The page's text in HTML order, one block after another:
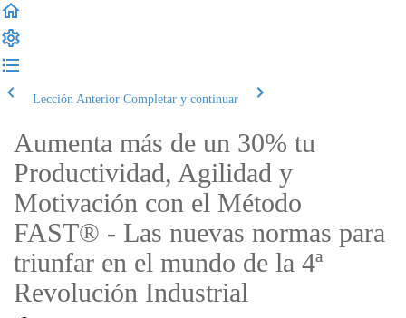
Lección Anterior Completar y continuar
Aumenta más de un 30% tu
Productividad, Agilidad y
Motivación con el Método
FAST® - Las nuevas normas para
triunfar en el mundo de la 4ª
Revolución Industrial